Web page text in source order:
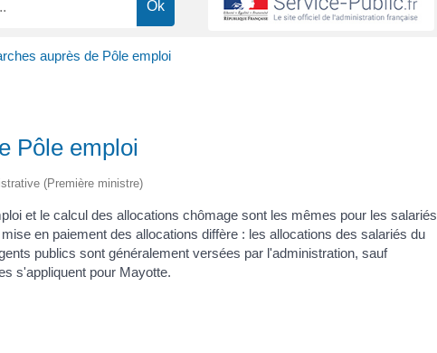
auprès de Pôle emploi
Pôle emploi
(Première ministre)
et le calcul des allocations chômage sont les mêmes pour les salariés
en paiement des allocations diffère : les allocations des salariés du
publics sont généralement versées par l'administration, sauf
s'appliquent pour Mayotte.